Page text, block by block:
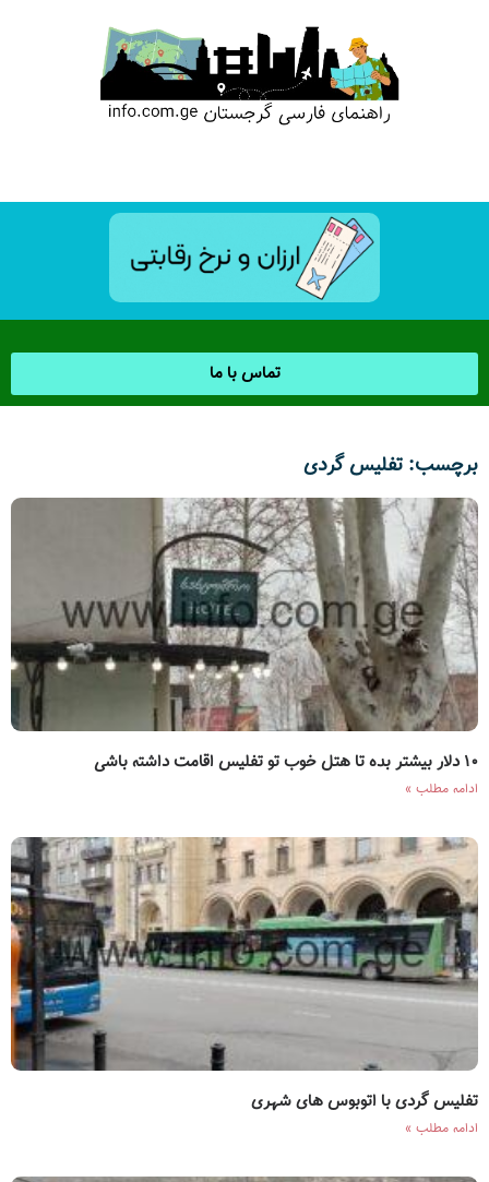
تماس با ما
برچسب: تفلیس گردی
۱۰ دلار بیشتر بده تا هتل خوب تو تفلیس اقامت داشته باشی
ادامه مطلب »
تفلیس گردی با اتوبوس های شهری
ادامه مطلب »